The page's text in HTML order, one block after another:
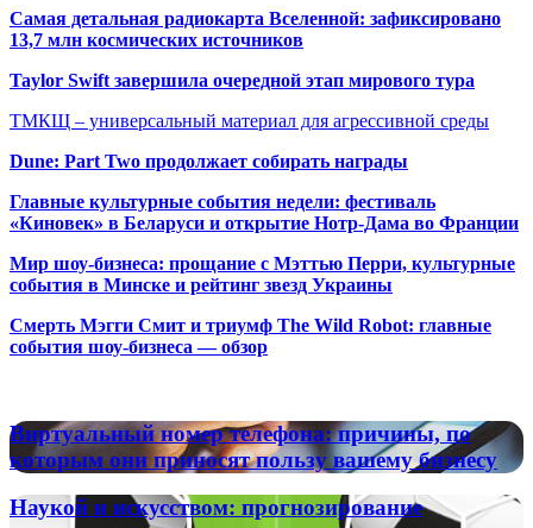
Самая детальная радиокарта Вселенной: зафиксировано
13,7 млн космических источников
Taylor Swift завершила очередной этап мирового тура
ТМКЩ – универсальный материал для агрессивной среды
Dune: Part Two продолжает собирать награды
Главные культурные события недели: фестиваль
«Киновек» в Беларуси и открытие Нотр-Дама во Франции
Мир шоу-бизнеса: прощание с Мэттью Перри, культурные
события в Минске и рейтинг звезд Украины
Смерть Мэгги Смит и триумф The Wild Robot: главные
события шоу-бизнеса — обзор
Виртуальный
номер
телефона:
причины,
по
Виртуальный номер телефона: причины, по
которым они приносят пользу вашему бизнесу
Наукой
Наукой и искусством: прогнозирование